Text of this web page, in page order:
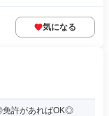
気になる
免許があればOK◎